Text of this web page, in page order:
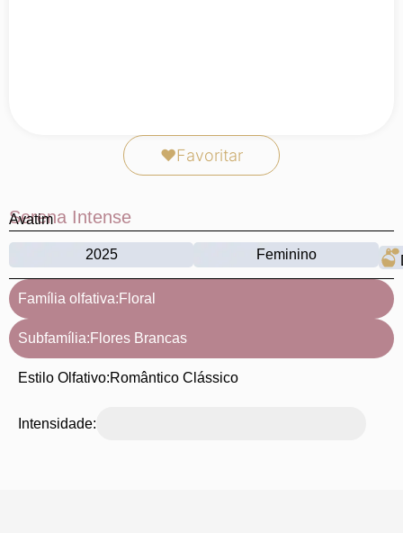
❤Favoritar
Serena Intense
Avatim
2025 Feminino
Família olfativa: Floral
Subfamília: Flores Brancas
Estilo Olfativo:Romântico Clássico
Intensidade: